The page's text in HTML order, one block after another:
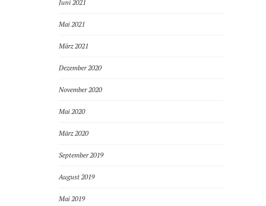
Juni 2021
Mai 2021
März 2021
Dezember 2020
November 2020
Mai 2020
März 2020
September 2019
August 2019
Mai 2019